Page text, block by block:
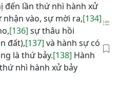
đến lần thứ nhì hành xử
vào, sự mời ra,[134]
[136] sự thâu hồi
đất),[137] và hành sự có
là thứ bảy.[138] Hành
nhì hành xử bảy